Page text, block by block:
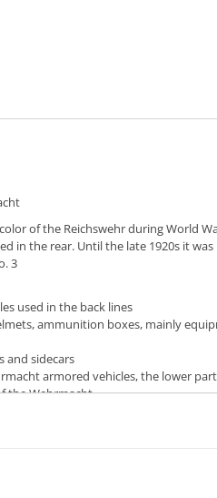
of the Reichswehr during World
in the rear. Until the late 1920s it
3
used in the back lines
ammunition boxes, mainly
and sidecars
armored vehicles, the lower
the Wehrmacht